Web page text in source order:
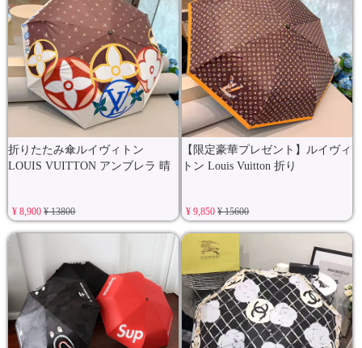
折りたたみ傘ルイヴィトン
LOUIS VUITTON アンブレラ 晴
¥ 8,900¥ 13800
【限定豪華プレゼント】ルイヴィ
トン Louis Vuitton 折り
¥ 9,850¥ 15600